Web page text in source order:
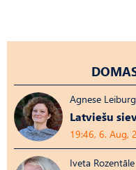
Agnese
Latviešu
19:46, 6. Aug,
Iveta Rozentāle